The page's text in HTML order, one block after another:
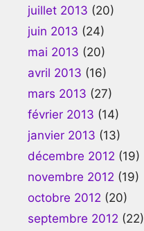
juillet 2013 (20)
juin 2013 (24)
mai 2013 (20)
avril 2013 (16)
mars 2013 (27)
février 2013 (14)
janvier 2013 (13)
décembre 2012 (19)
novembre 2012 (19)
octobre 2012 (20)
septembre 2012 (22)